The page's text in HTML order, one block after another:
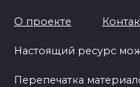
О проекте
Настоящий ресурс
Перепечатка